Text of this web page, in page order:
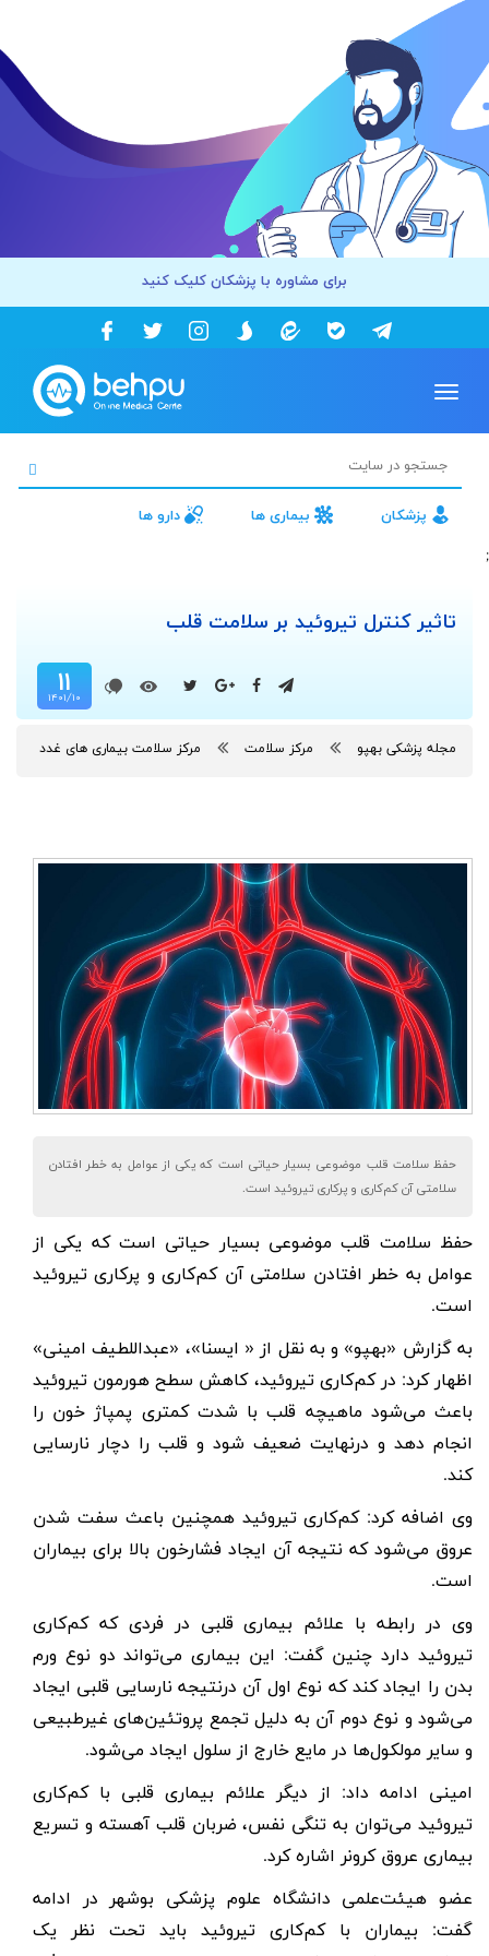
برای مشاوره با پزشکان کلیک کنید
Toggle
پزشکان بیماری ها دارو ها
;
تاثیر کنترل تیروئید بر سلامت قلب
۱۱
۱۴۰۱/۱۰
مجله پزشکی بهپو مرکز سلامت مرکز سلامت بیماری های غدد
حفظ سلامت قلب موضوعی بسیار حیاتی است که یکی از عوامل به خطر افتادن
سلامتی آن کم‌کاری و پرکاری تیروئید است.
حفظ سلامت قلب موضوعی بسیار حیاتی است که یکی از
عوامل به خطر افتادن سلامتی آن کم‌کاری و پرکاری تیروئید
است.
به گزارش «بهپو» و به نقل از « ایسنا»، «عبداللطیف امینی»
اظهار کرد: درکم‌کاری تیروئید، کاهش سطح هورمون تیروئید
باعث می‌شود ماهیچه قلب با شدت کمتری پمپاژ خون را
انجام دهد و درنهایت ضعیف شود و قلب را دچار نارسایی
کند.
وی اضافه کرد: کم‌کاری تیروئید همچنین باعث سفت شدن
عروق می‌شود که نتیجه آن ایجاد فشارخون بالا برای بیماران
است.
وی در رابطه با علائم بیماری قلبی در فردی که کم‌کاری
تیروئید دارد چنین گفت: این بیماری می‌تواند دو نوع ورم
بدن را ایجاد کند که نوع اول آن درنتیجه نارسایی قلبی ایجاد
می‌شود و نوع دوم آن به دلیل تجمع پروتئین‌های غیرطبیعی
و سایر مولکول‌ها در مایع خارج از سلول ایجاد می‌شود.
امینی ادامه داد: از دیگر علائم بیماری قلبی با کم‌کاری
تیروئید می‌توان به تنگی نفس، ضربان قلب آهسته و تسریع
بیماری عروق کرونر اشاره کرد.
عضو هیئت‌علمی دانشگاه علوم پزشکی بوشهر در ادامه
گفت: بیماران با کم‌کاری تیروئید باید تحت نظر یک